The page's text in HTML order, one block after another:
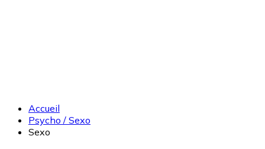
Accueil
Psycho / Sexo
Sexo